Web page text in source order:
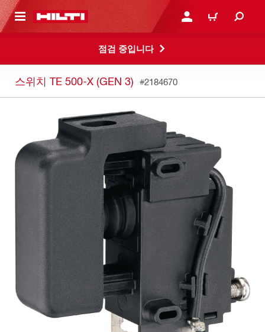
으로 건너뛰기 로그인 또는 회원가입
장바구니
점검 중입니다
스위치 TE 500-X (GEN 3) #2184670